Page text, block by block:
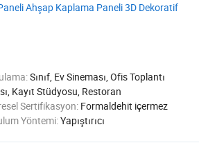
Ahşap Kaplama Paneli 3D Dekoratif
Sınıf, Ev Sineması, Ofis Toplantı
Kayıt Stüdyosu, Restoran
Sertifikasyon: Formaldehit içermez
Yöntemi:Yapıştırıcı